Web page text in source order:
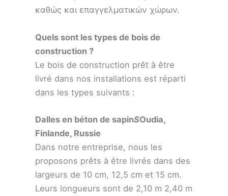
καθώς και επαγγελματικών χώρων.
Quels sont les types de bois de
construction ?
Le bois de construction prêt à être
livré dans nos installations est réparti
dans les types suivants :
Dalles en béton de sapinSOudia,
Finlande, Russie
Dans notre entreprise, nous les
proposons prêts à être livrés dans des
largeurs de 10 cm, 12,5 cm et 15 cm.
Leurs longueurs sont de 2,10 m 2,40 m